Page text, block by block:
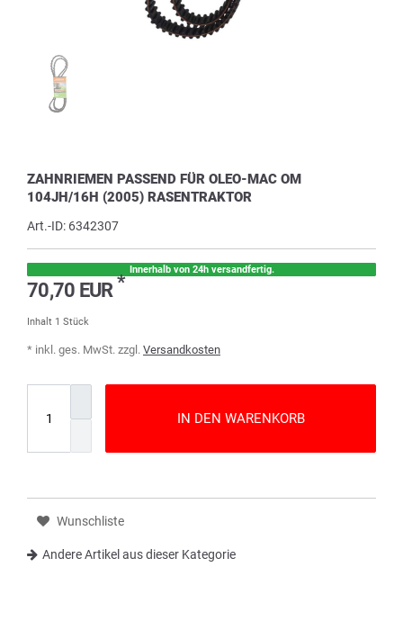
ZAHNRIEMEN PASSEND FÜR OLEO-MAC OM
104JH/16H (2005) RASENTRAKTOR
Art.-ID: 6342307
Innerhalb von 24h versandfertig.
70,70 EUR*
Inhalt 1 Stück
* inkl. ges. MwSt. zzgl. Versandkosten
IN DEN WARENKORB
Wunschliste
Andere Artikel aus dieser Kategorie